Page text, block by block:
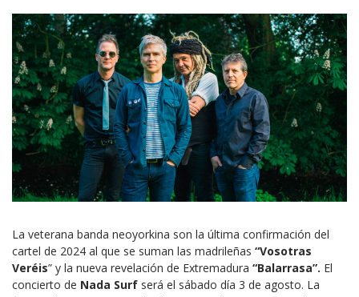
La veterana banda neoyorkina son la última confirmación del
cartel de 2024 al que se suman las madrileñas “Vosotras
Veréis” y la nueva revelación de Extremadura “Balarrasa”. El
concierto de Nada Surf será el sábado día 3 de agosto. La